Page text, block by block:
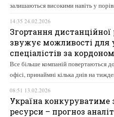
залишаються високими навіть у
14:35 24.02.2026
Згортання дистанційної
звужує можливості для
спеціалістів за
Все більше компаній повертаються
офісі, принаймні кілька днів на
08:51 13.02.2026
Україна конкуруватиме
ресурси – прогноз